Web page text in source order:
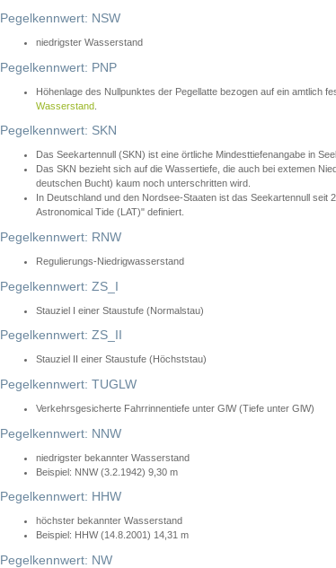
Pegelkennwert: NSW
niedrigster Wasserstand
Pegelkennwert: PNP
Höhenlage des Nullpunktes der Pegellatte bezogen auf ein amtlich
Wasserstand
Pegelkennwert: SKN
Das Seekartennull (SKN) ist eine örtliche Mindesttiefenangabe in
Das SKN bezieht sich auf die Wassertiefe, die auch bei extemen
deutschen Bucht) kaum noch unterschritten wird.
In Deutschland und den Nordsee-Staaten ist das Seekartennull
Astronomical Tide (LAT)" definiert.
Pegelkennwert: RNW
Regulierungs-Niedrigwasserstand
Pegelkennwert: ZS_I
Stauziel I einer Staustufe (Normalstau)
Pegelkennwert: ZS_II
Stauziel II einer Staustufe (Höchststau)
Pegelkennwert: TUGLW
Verkehrsgesicherte Fahrrinnentiefe unter GlW (Tiefe unter GlW)
Pegelkennwert: NNW
niedrigster bekannter Wasserstand
Beispiel: NNW (3.2.1942) 9,30 m
Pegelkennwert: HHW
höchster bekannter Wasserstand
Beispiel: HHW (14.8.2001) 14,31 m
Pegelkennwert: NW